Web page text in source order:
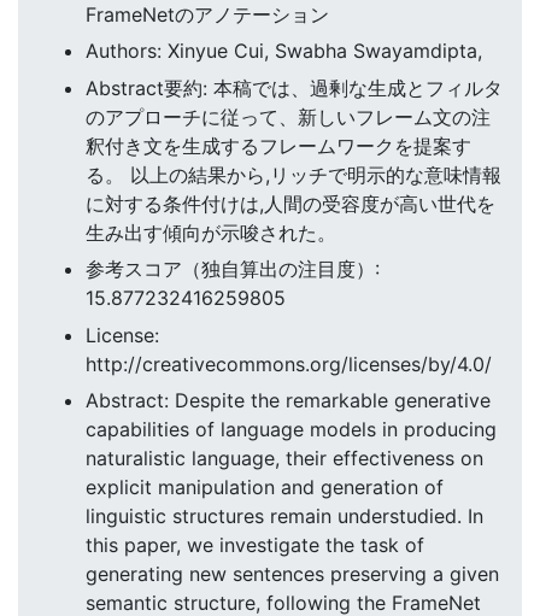
FrameNetのアノテーション
Authors: Xinyue Cui, Swabha Swayamdipta,
Abstract要約: 本稿では、過剰な生成とフィルタ
のアプローチに従って、新しいフレーム文の注
釈付き文を生成するフレームワークを提案す
る。 以上の結果から,リッチで明示的な意味情報
に対する条件付けは,人間の受容度が高い世代を
生み出す傾向が示唆された。
参考スコア（独自算出の注目度）:
15.877232416259805
License:
http://creativecommons.org/licenses/by/4.0/
Abstract: Despite the remarkable generative
capabilities of language models in producing
naturalistic language, their effectiveness on
explicit manipulation and generation of
linguistic structures remain understudied. In
this paper, we investigate the task of
generating new sentences preserving a given
semantic structure, following the FrameNet